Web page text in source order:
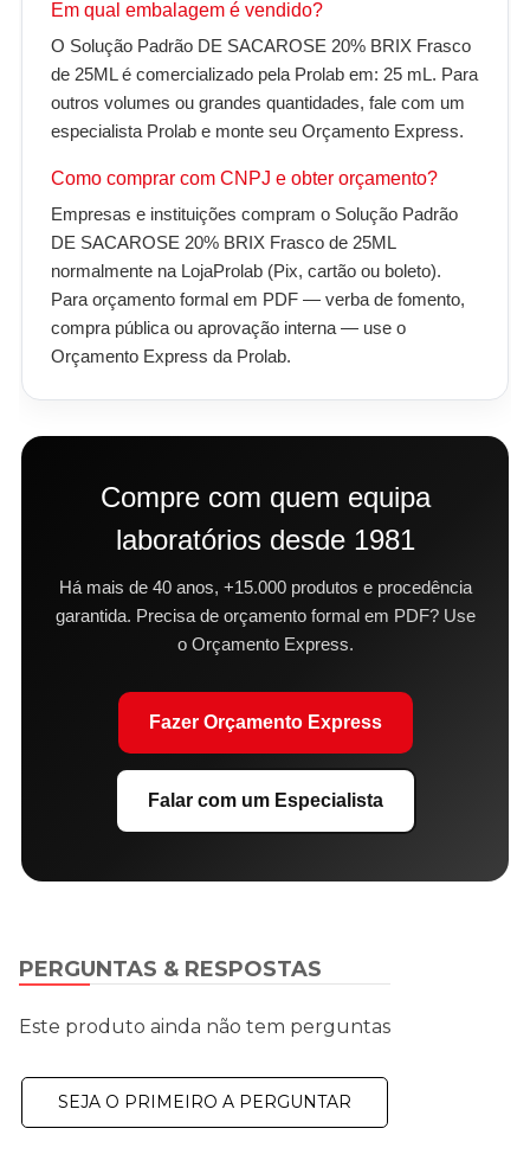
Em qual embalagem é vendido?
O Solução Padrão DE SACAROSE 20% BRIX Frasco
de 25ML é comercializado pela Prolab em: 25 mL. Para
outros volumes ou grandes quantidades, fale com um
especialista Prolab e monte seu Orçamento Express.
Como comprar com CNPJ e obter orçamento?
Empresas e instituições compram o Solução Padrão
DE SACAROSE 20% BRIX Frasco de 25ML
normalmente na LojaProlab (Pix, cartão ou boleto).
Para orçamento formal em PDF — verba de fomento,
compra pública ou aprovação interna — use o
Orçamento Express da Prolab.
Compre com quem equipa
laboratórios desde 1981
Há mais de 40 anos, +15.000 produtos e procedência
garantida. Precisa de orçamento formal em PDF? Use
o Orçamento Express.
Fazer Orçamento Express
Falar com um Especialista
PERGUNTAS & RESPOSTAS
Este produto ainda não tem perguntas
SEJA O PRIMEIRO A PERGUNTAR